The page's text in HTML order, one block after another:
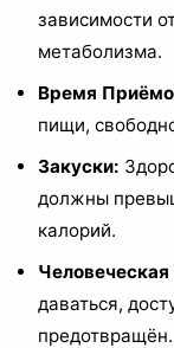
зависимости
метаболизма.
Время
пищи,
Закуски:
должны
калорий.
Человеческая
даваться,
предотвращён.